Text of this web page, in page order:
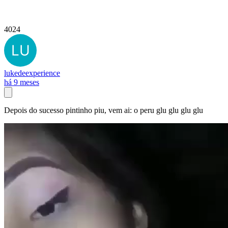
4024
lukedeexperience
há 9 meses
Depois do sucesso pintinho piu, vem ai: o peru glu glu glu glu